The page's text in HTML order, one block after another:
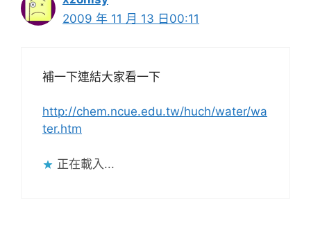
2009 年 11 月 13 日00:11
補一下連結大家看一下
http://chem.ncue.edu.tw/huch/water/wa
ter.htm
正在載入...